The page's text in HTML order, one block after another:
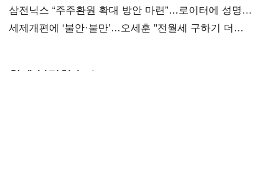
대전’
삼전닉스 “주주환원 확대 방안 마련”…로이터에 성명
보내
세제개편에 ‘불안·불만’…오세훈 "전월세 구하기 더
함께 볼만한 뉴스